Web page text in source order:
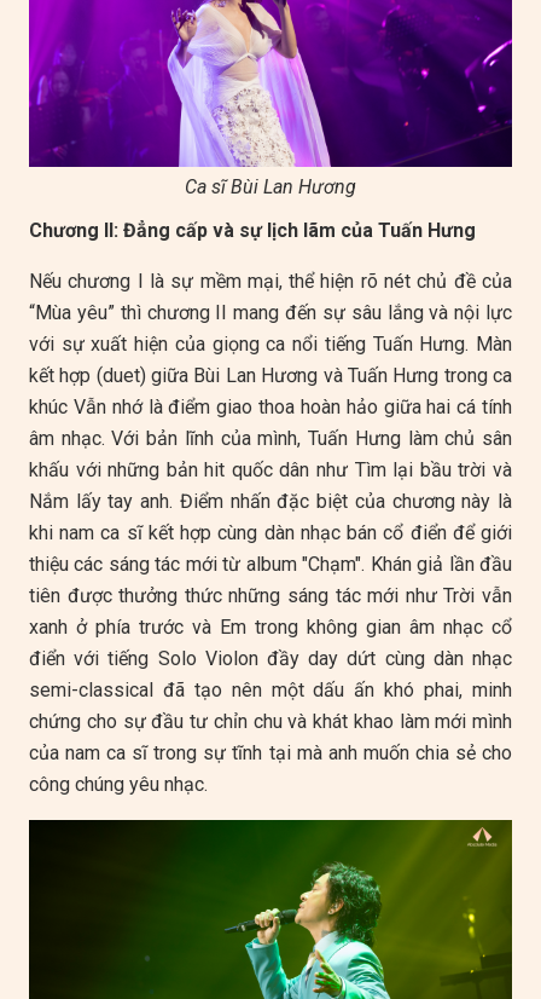
Ca sĩ Bùi Lan Hương
Chương II: Đẳng cấp và sự lịch lãm của Tuấn Hưng
Nếu chương I là sự mềm mại, thể hiện rõ nét chủ đề của
“Mùa yêu” thì chương II mang đến sự sâu lắng và nội lực
với sự xuất hiện của giọng ca nổi tiếng Tuấn Hưng. Màn
kết hợp (duet) giữa Bùi Lan Hương và Tuấn Hưng trong ca
khúc Vẫn nhớ là điểm giao thoa hoàn hảo giữa hai cá tính
âm nhạc. Với bản lĩnh của mình, Tuấn Hưng làm chủ sân
khấu với những bản hit quốc dân như Tìm lại bầu trời và
Nắm lấy tay anh. Điểm nhấn đặc biệt của chương này là
khi nam ca sĩ kết hợp cùng dàn nhạc bán cổ điển để giới
thiệu các sáng tác mới từ album "Chạm". Khán giả lần đầu
tiên được thưởng thức những sáng tác mới như Trời vẫn
xanh ở phía trước và Em trong không gian âm nhạc cổ
điển với tiếng Solo Violon đầy day dứt cùng dàn nhạc
semi-classical đã tạo nên một dấu ấn khó phai, minh
chứng cho sự đầu tư chỉn chu và khát khao làm mới mình
của nam ca sĩ trong sự tĩnh tại mà anh muốn chia sẻ cho
công chúng yêu nhạc.